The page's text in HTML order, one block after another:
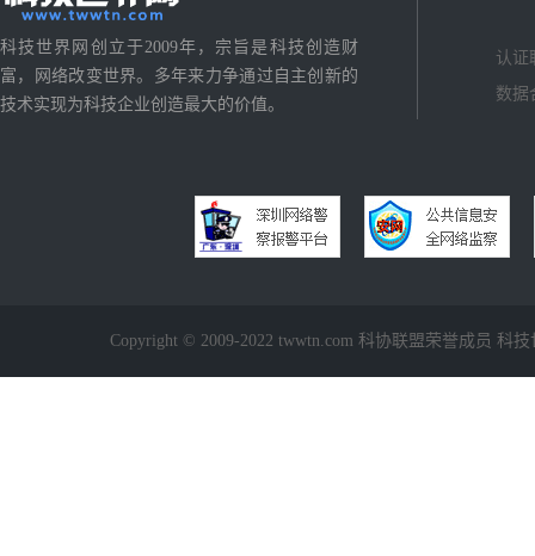
科技世界网创立于2009年，宗旨是科技创造财
富，网络改变世界。多年来力争通过自主创新的
技术实现为科技企业创造最大的价值。
认证
数据
Copyright © 2009-2022 twwtn.com 科协联盟荣誉成员 科